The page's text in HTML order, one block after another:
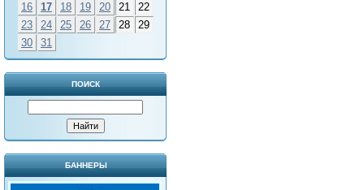
16
17 18 19 20 21
22
23
24 25 26 27 28
29
30
31
ПОИСК
БАННЕРЫ